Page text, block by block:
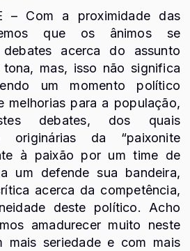
– Com a proximidade das
que os ânimos se
acerca do assunto
mas, isso não significa
um momento político
melhorias para a população,
debates, dos quais
originárias da “paixonite
à paixão por um time de
um defende sua bandeira,
acerca da competência,
deste político. Acho
amadurecer muito neste
mais seriedade e com mais